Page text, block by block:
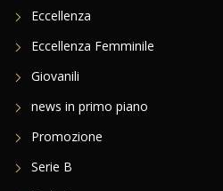
Eccellenza
Eccellenza Femminile
Giovanili
news in primo piano
Promozione
Serie B